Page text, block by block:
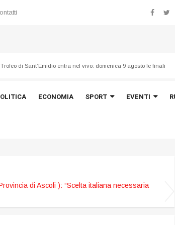
ECONOMIA SPORT EVENTI
di Ascoli ): “Scelta italiana necessaria